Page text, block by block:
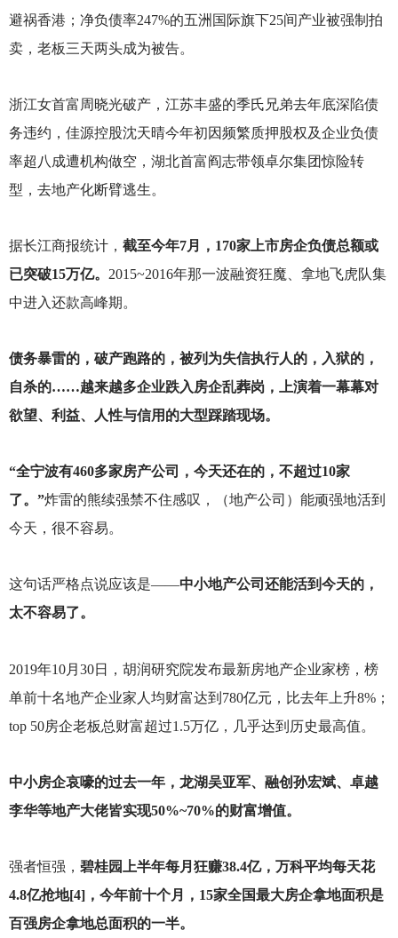
避祸香港；净负债率247%的五洲国际旗下25间产业被强制拍
卖，老板三天两头成为被告。
浙江女首富周晓光破产，江苏丰盛的季氏兄弟去年底深陷债
务违约，佳源控股沈天晴今年初因频繁质押股权及企业负债
率超八成遭机构做空，湖北首富阎志带领卓尔集团惊险转
型，去地产化断臂逃生。
据长江商报统计， 截至今年7月，170家上市房企负债总额或
已突破15万亿。 2015~2016年那一波融资狂魔、拿地飞虎队集
中进入还款高峰期。
债务暴雷的，破产跑路的，被列为失信执行人的，入狱的，
自杀的……越来越多企业跌入房企乱葬岗，上演着一幕幕对
欲望、利益、人性与信用的大型踩踏现场。
“全宁波有460多家房产公司，今天还在的，不超过10家
了。”炸雷的熊续强禁不住感叹，（地产公司）能顽强地活到
今天，很不容易。
这句话严格点说应该是——中小地产公司还能活到今天的，
太不容易了。
2019年10月30日，胡润研究院发布最新房地产企业家榜，榜
单前十名地产企业家人均财富达到780亿元，比去年上升8%；
top 50房企老板总财富超过1.5万亿，几乎达到历史最高值。
中小房企哀嚎的过去一年，龙湖吴亚军、融创孙宏斌、卓越
李华等地产大佬皆实现50%~70%的财富增值。
强者恒强， 碧桂园上半年每月狂赚38.4亿，万科平均每天花
4.8亿抢地[4]，今年前十个月，15家全国最大房企拿地面积是
百强房企拿地总面积的一半。